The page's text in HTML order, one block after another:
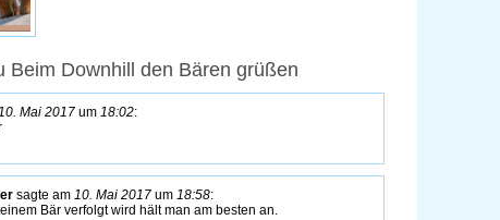
Beim Downhill den Bären grüßen
Mai 2017 um 18:02:
sagte am 10. Mai 2017 um 18:58:
Bär verfolgt wird hält man am besten an.